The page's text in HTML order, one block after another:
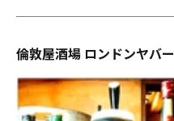
倫敦屋酒場 ロンドンヤバー